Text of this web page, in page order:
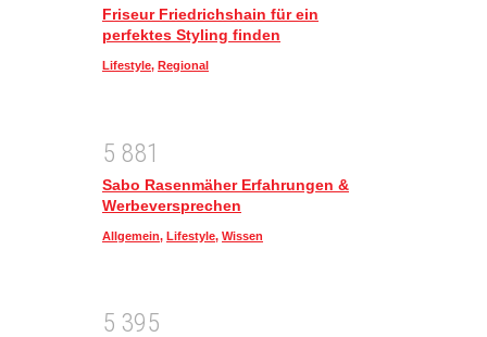
Friseur Friedrichshain für ein
perfektes Styling finden
Lifestyle, Regional
5 881
Sabo Rasenmäher Erfahrungen &
Werbeversprechen
Allgemein, Lifestyle, Wissen
5 395